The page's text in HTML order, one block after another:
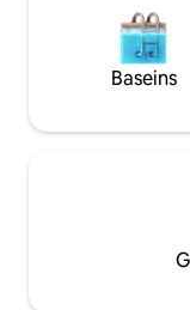
Baseins